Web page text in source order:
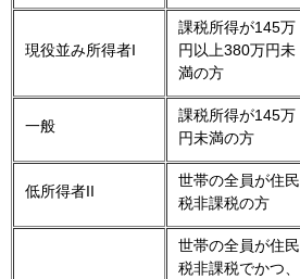
現役並み所得者I
課税所得が145万
円以上380万円未
満の方
一般
課税所得が145万
円未満の方
低所得者II
世帯の全員が住民
税非課税の方
世帯の全員が住民
税非課税でかつ、